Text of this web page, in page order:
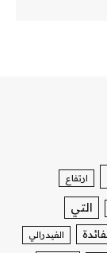
ارتفاع
التي
الفيدرالي